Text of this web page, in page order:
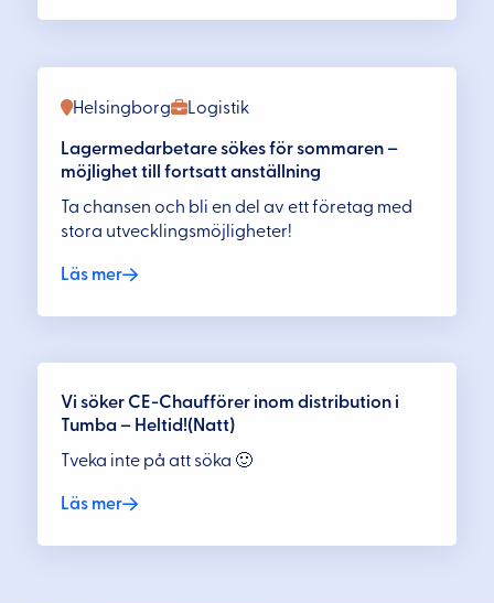
Logistik
Helsingborg
Lagermedarbetare sökes för sommaren –
möjlighet till fortsatt anställning
Ta chansen och bli en del av ett företag med
stora utvecklingsmöjligheter!
Läs mer
Vi söker CE-Chaufförer inom distribution i
Tumba – Heltid!(Natt)
Tveka inte på att söka 🙂
Läs mer